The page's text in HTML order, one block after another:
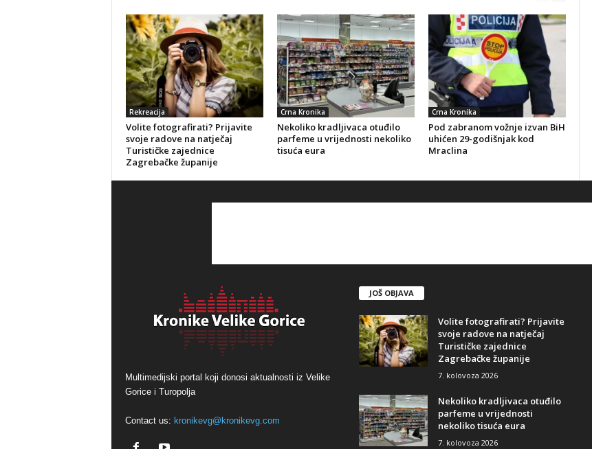
Rekreacija
Volite fotografirati? Prijavite
svoje radove na natječaj
Turističke zajednice
Zagrebačke županije
Crna Kronika
Nekoliko kradljivaca otuđilo
parfeme u vrijednosti nekoliko
tisuća eura
Crna Kronika
Pod zabranom vožnje izvan BiH
uhićen 29-godišnjak kod
Mraclina
Multimedijski portal koji donosi aktualnosti iz Velike
Gorice i Turopolja
Contact us: kronikevg@kronikevg.com
JOŠ OBJAVA
Volite fotografirati? Prijavite
svoje radove na natječaj
Turističke zajednice
Zagrebačke županije
7. kolovoza 2026
Nekoliko kradljivaca otuđilo
parfeme u vrijednosti
nekoliko tisuća eura
7. kolovoza 2026